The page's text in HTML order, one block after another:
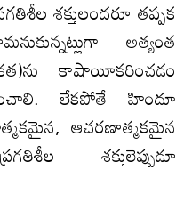
శక్తులందరూ తప్పక
అత్యంత
కాషాయీకరించడం
లేకపోతే హిందూ
ఆచరణాత్మకమైన
శక్తులెప్పుడూ